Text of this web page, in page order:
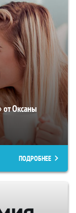
от Оксаны
ПОДРОБНЕЕ